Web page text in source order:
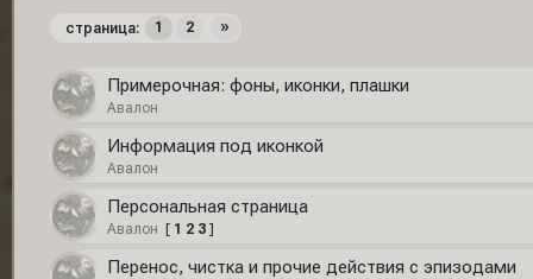
страница: 1 2 »
Примерочная: фоны, иконки, плашки
Авалон
Информация под иконкой
Авалон
Персональная страница
Авалон [ 1 2 3 ]
Перенос, чистка и прочие действия с эпизодами